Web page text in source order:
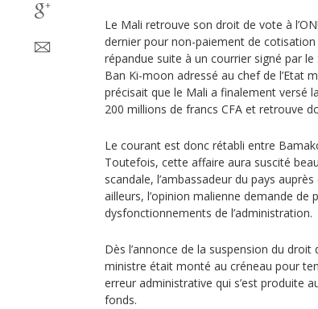
Le Mali retrouve son droit de vote à
dernier pour non-paiement de cotisation
répandue suite à un courrier signé par
Ban Ki-moon adressé au chef de l’Etat
précisait que le Mali a finalement versé
200 millions de francs CFA et retrouve
Le courant est donc rétabli entre
Toutefois, cette affaire aura suscité
scandale, l’ambassadeur du pays
ailleurs, l’opinion malienne demande de
dysfonctionnements de l’administration.
Dès l’annonce de la suspension du
ministre était monté au créneau pour
erreur administrative qui s’est produite
fonds.